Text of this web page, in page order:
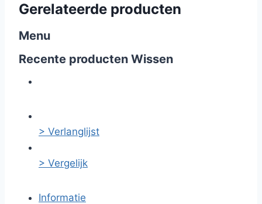
Gerelateerde producten
Menu
Recente producten Wissen
> Verlanglijst
> Vergelijk
Informatie